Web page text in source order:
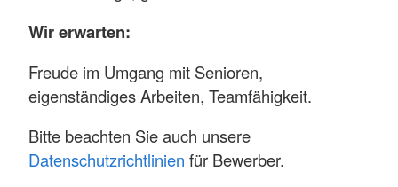
Wir erwarten:
Freude im Umgang mit Senioren,
eigenständiges Arbeiten, Teamfähigkeit.
Bitte beachten Sie auch unsere
Datenschutzrichtlinien für Bewerber.